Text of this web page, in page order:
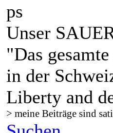
ps
Unser
"Das
in der
Liberty and
> meine Beiträge sind